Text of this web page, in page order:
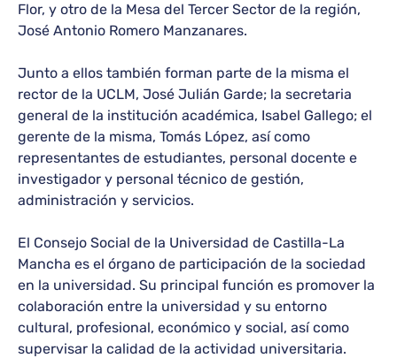
Flor, y otro de la Mesa del Tercer Sector de la región,
José Antonio Romero Manzanares.
Junto a ellos también forman parte de la misma el
rector de la UCLM, José Julián Garde; la secretaria
general de la institución académica, Isabel Gallego; el
gerente de la misma, Tomás López, así como
representantes de estudiantes, personal docente e
investigador y personal técnico de gestión,
administración y servicios.
El Consejo Social de la Universidad de Castilla-La
Mancha es el órgano de participación de la sociedad
en la universidad. Su principal función es promover la
colaboración entre la universidad y su entorno
cultural, profesional, económico y social, así como
supervisar la calidad de la actividad universitaria.